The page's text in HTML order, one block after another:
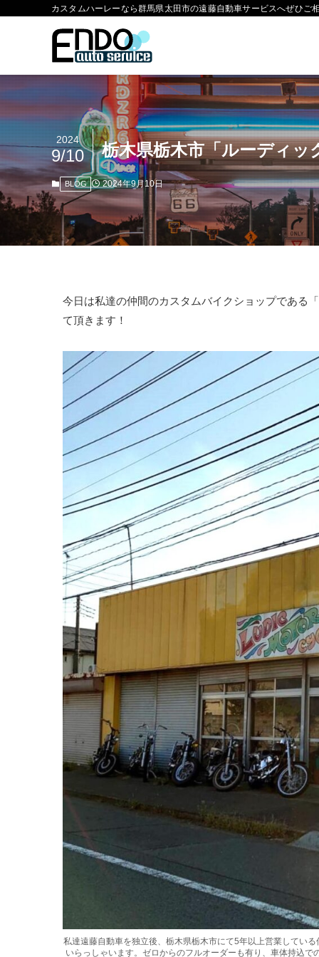
カスタムハーレーなら群馬県太田市の遠藤自動車サービスへぜひご
栃木県栃木市「ルーディ
2024
9/10
BLOG 2024年9月10日
今日は私達の仲間のカスタムバイクショップである
て頂きます！
私達遠藤自動車を独立後、栃木県栃木市にて5年以上営業してい
いらっしゃいます。ゼロからのフルオーダーも有り、車体持込